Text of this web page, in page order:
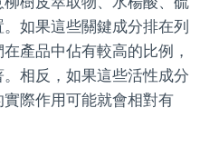
如果這些關鍵成分排在列
產品中佔有較高的比例，
相反，如果這些活性成分
際作用可能就會相對有